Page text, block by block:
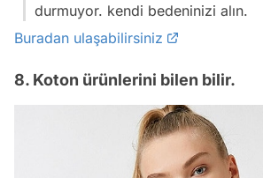
durmuyor. kendi bedeninizi alın.
Buradan ulaşabilirsiniz
8. Koton ürünlerini bilen bilir.